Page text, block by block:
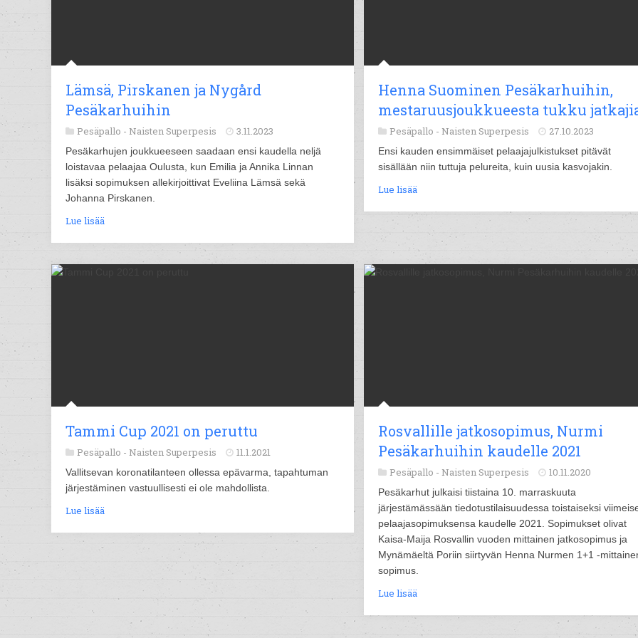
Lämsä, Pirskanen ja Nygård
Pesäkarhuihin
Pesäpallo - Naisten Superpesis 3.11.2023
Pesäkarhujen joukkueeseen saadaan ensi kaudella neljä
loistavaa pelaajaa Oulusta, kun Emilia ja Annika Linnan
lisäksi sopimuksen allekirjoittivat Eveliina Lämsä sekä
Johanna Pirskanen.
Lue lisää
Henna Suominen Pesäkarhuihin,
mestaruusjoukkueesta tukku
Pesäpallo - Naisten Superpesis 27.10.2023
Ensi kauden ensimmäiset pelaajajulkistukset pitävät
sisällään niin tuttuja pelureita, kuin uusia kasvojakin.
Lue lisää
Tammi Cup 2021 on peruttu
Pesäpallo - Naisten Superpesis 11.1.2021
Vallitsevan koronatilanteen ollessa epävarma, tapahtuman
järjestäminen vastuullisesti ei ole mahdollista.
Lue lisää
Rosvallille jatkosopimus, Nurmi
Pesäkarhuihin kaudelle 2021
Pesäpallo - Naisten Superpesis 10.11.2020
Pesäkarhut julkaisi tiistaina 10. marraskuuta
järjestämässään tiedotustilaisuudessa toistaiseksi
pelaajasopimuksensa kaudelle 2021. Sopimukset olivat
Kaisa-Maija Rosvallin vuoden mittainen jatkosopimus ja
Mynämäeltä Poriin siirtyvän Henna Nurmen 1+1 -
sopimus.
Lue lisää